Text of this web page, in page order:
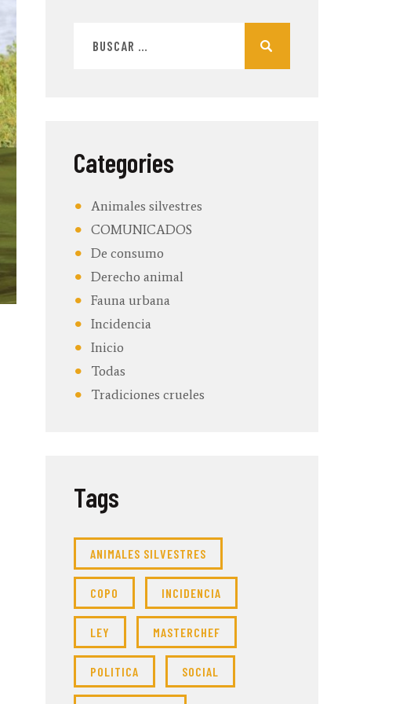
Categories
Animales silvestres
COMUNICADOS
De consumo
Derecho animal
Fauna urbana
Incidencia
Inicio
Todas
Tradiciones crueles
Tags
ANIMALES SILVESTRES
COPO INCIDENCIA
LEY MASTERCHEF
POLITICA SOCIAL